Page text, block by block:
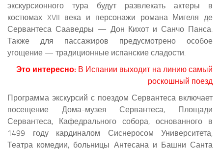
экскурсионного тура будут развлекать актеры в
костюмах XVII века и персонажи романа Мигеля де
Сервантеса Сааведры — Дон Кихот и Санчо Панса.
Также для пассажиров предусмотрено особое
угощение — традиционные испанские сладости.
Это интересно: В Испании выходит на линию самый
роскошный поезд
Программа экскурсий с поездом Сервантеса включает
посещение Дома-музея Сервантеса, Площади
Сервантеса, Кафедрального собора, основанного в
1499 году кардиналом Сиснеросом Университета,
Театра комедии, больницы Антесана и Башни Санта